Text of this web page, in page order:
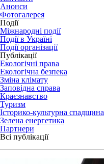
Анонси
Фотогалерея
Події
Міжнародні події
Події в Україні
Події організації
Публікації
Екологічні права
Екологічна безпека
Зміна клімату
Заповідна справа
Краєзнавство
Туризм
Історико-культурна спадщина
Зелена енергетика
Партнери
Всі публікації